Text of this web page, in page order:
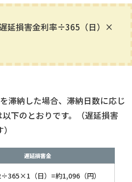
延損害金利率÷365（日）×
滞納した場合、滞納日数に応じ
下のとおりです。（遅延損害
遅延損害金
（日）=約1,096（円）